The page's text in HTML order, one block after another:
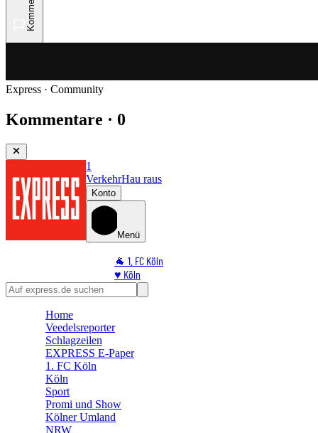
Express · Community
Kommentare · 0
1
VerkehrHau raus
Konto
Menü
🐐 1. FC Köln
♥️ Köln
⭐ Promi
🛒 Shoppingwelt
Home
Veedelsreporter
Schlagzeilen
EXPRESS E-Paper
1. FC Köln
Köln
Sport
Promi und Show
Kölner Umland
NRW